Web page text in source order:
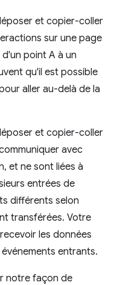
et copier-coller
sur une page
point A à un
qu'il est possible
aller au-delà de la
et copier-coller
avec
et ne sont liées à
entrées de
différents selon
transférées. Votre
les données
entrants.
notre façon de